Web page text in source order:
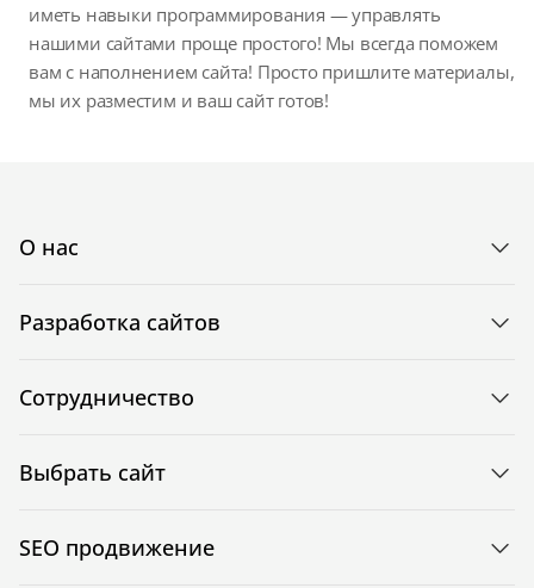
иметь навыки программирования — управлять
нашими сайтами проще простого! Мы всегда поможем
вам с наполнением сайта! Просто пришлите материалы,
мы их разместим и ваш сайт готов!
О нас
Разработка сайтов
Сотрудничество
Выбрать сайт
SEO продвижение